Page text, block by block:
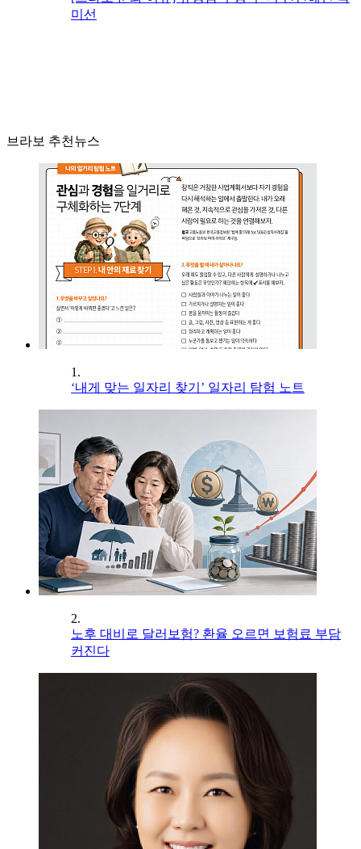
미선
브라보 추천뉴스
1.
‘내게 맞는 일자리 찾기’ 일자리 탐험 노트
2.
노후 대비로 달러보험? 환율 오르면 보험료 부담
커진다